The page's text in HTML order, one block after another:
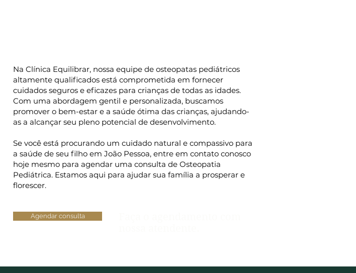
Na Clínica Equilibrar, nossa equipe de osteopatas pediátricos
altamente qualificados está comprometida em fornecer
cuidados seguros e eficazes para crianças de todas as idades.
Com uma abordagem gentil e personalizada, buscamos
promover o bem-estar e a saúde ótima das crianças, ajudando-
as a alcançar seu pleno potencial de desenvolvimento.
Se você está procurando um cuidado natural e compassivo para
a saúde de seu filho em João Pessoa, entre em contato conosco
hoje mesmo para agendar uma consulta de Osteopatia
Pediátrica. Estamos aqui para ajudar sua família a prosperar e
florescer.
Agendar consulta